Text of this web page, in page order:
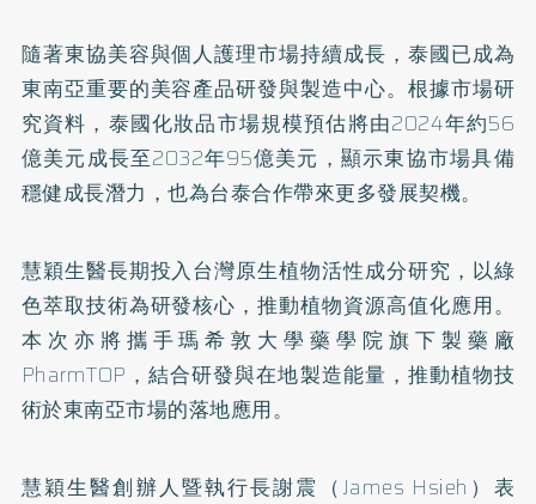
隨著東協美容與個人護理市場持續成長，泰國已成為
東南亞重要的美容產品研發與製造中心。根據市場研
究資料，泰國化妝品市場規模預估將由2024年約56
億美元成長至2032年95億美元，顯示東協市場具備
穩健成長潛力，也為台泰合作帶來更多發展契機。
慧穎生醫長期投入台灣原生植物活性成分研究，以綠
色萃取技術為研發核心，推動植物資源高值化應用。
本次亦將攜手瑪希敦大學藥學院旗下製藥廠
PharmTOP，結合研發與在地製造能量，推動植物技
術於東南亞市場的落地應用。
慧穎生醫創辦人暨執行長謝震（James Hsieh）表